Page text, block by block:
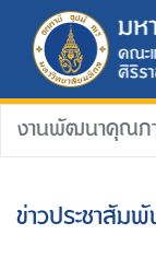
งานพัฒนาคุณภ
ข่าวประชาสัม